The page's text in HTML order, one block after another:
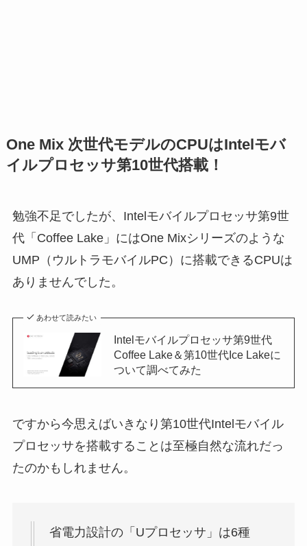
One Mix 次世代モデルのCPUはIntelモバ
イルプロセッサ第10世代搭載！
勉強不足でしたが、Intelモバイルプロセッサ第9世
代「Coffee Lake」にはOne Mixシリーズのような
UMP（ウルトラモバイルPC）に搭載できるCPUは
ありませんでした。
あわせて読みたい
Intelモバイルプロセッサ第9世代
Coffee Lake＆第10世代Ice Lakeに
ついて調べてみた
ですから今思えばいきなり第10世代Intelモバイル
プロセッサを搭載することは至極自然な流れだっ
たのかもしれません。
省電力設計の「Uプロセッサ」は6種